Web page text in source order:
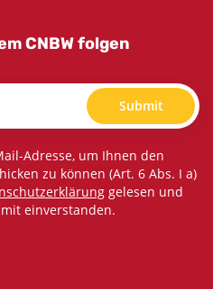
CNBW folgen
Submit
Adresse, um Ihnen den
zu können (Art. 6 Abs. I a)
gelesen und
einverstanden.